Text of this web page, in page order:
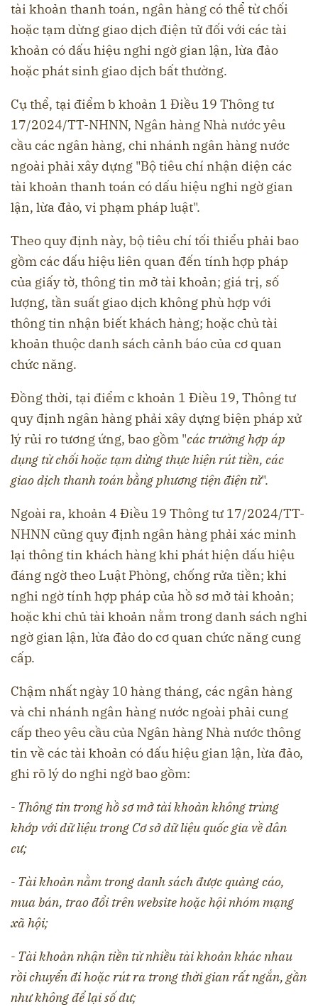
tài khoản thanh toán, ngân hàng có thể từ chối
hoặc tạm dừng giao dịch điện tử đối với các tài
khoản có dấu hiệu nghi ngờ gian lận, lừa đảo
hoặc phát sinh giao dịch bất thường.
Cụ thể, tại điểm b khoản 1 Điều 19 Thông tư
17/2024/TT-NHNN, Ngân hàng Nhà nước yêu
cầu các ngân hàng, chi nhánh ngân hàng nước
ngoài phải xây dựng "Bộ tiêu chí nhận diện các
tài khoản thanh toán có dấu hiệu nghi ngờ gian
lận, lừa đảo, vi phạm pháp luật".
Theo quy định này, bộ tiêu chí tối thiểu phải bao
gồm các dấu hiệu liên quan đến tính hợp pháp
của giấy tờ, thông tin mở tài khoản; giá trị, số
lượng, tần suất giao dịch không phù hợp với
thông tin nhận biết khách hàng; hoặc chủ tài
khoản thuộc danh sách cảnh báo của cơ quan
chức năng.
Đồng thời, tại điểm c khoản 1 Điều 19, Thông tư
quy định ngân hàng phải xây dựng biện pháp xử
lý rủi ro tương ứng, bao gồm "các trường hợp áp
dụng từ chối hoặc tạm dừng thực hiện rút tiền, các
giao dịch thanh toán bằng phương tiện điện tử".
Ngoài ra, khoản 4 Điều 19 Thông tư 17/2024/TT-
NHNN cũng quy định ngân hàng phải xác minh
lại thông tin khách hàng khi phát hiện dấu hiệu
đáng ngờ theo Luật Phòng, chống rửa tiền; khi
nghi ngờ tính hợp pháp của hồ sơ mở tài khoản;
hoặc khi chủ tài khoản nằm trong danh sách nghi
ngờ gian lận, lừa đảo do cơ quan chức năng cung
cấp.
Chậm nhất ngày 10 hàng tháng, các ngân hàng
và chi nhánh ngân hàng nước ngoài phải cung
cấp theo yêu cầu của Ngân hàng Nhà nước thông
tin về các tài khoản có dấu hiệu gian lận, lừa đảo,
ghi rõ lý do nghi ngờ bao gồm:
- Thông tin trong hồ sơ mở tài khoản không trùng
khớp với dữ liệu trong Cơ sở dữ liệu quốc gia về dân
cư;
- Tài khoản nằm trong danh sách được quảng cáo,
mua bán, trao đổi trên website hoặc hội nhóm mạng
xã hội;
- Tài khoản nhận tiền từ nhiều tài khoản khác nhau
rồi chuyển đi hoặc rút ra trong thời gian rất ngắn, gần
như không để lại số dư;